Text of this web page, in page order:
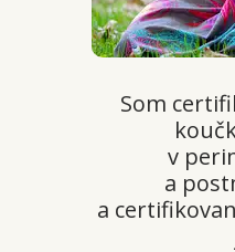
Som
v
a
a